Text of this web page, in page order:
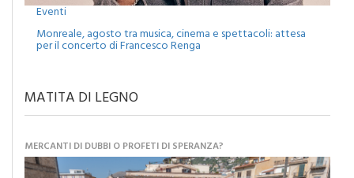
Eventi
Monreale, agosto tra musica, cinema e spettacoli: attesa
MATITA DI LEGNO
MERCANTI DI DUBBI O PROFETI DI SPERANZA?